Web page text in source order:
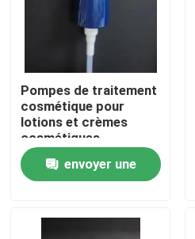
À la maison
Produits
À propos de nous
Pompes de traitement
cosmétique pour
lotions et crèmes
cosmétiques
envoyer une